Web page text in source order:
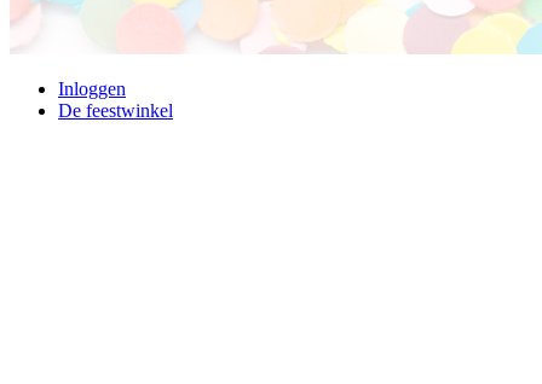
Inloggen
De feestwinkel